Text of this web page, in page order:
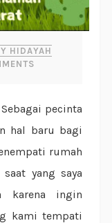
HIDAYAH
hal baru bagi
rumah
yang saya
karena ingin
kami tempati